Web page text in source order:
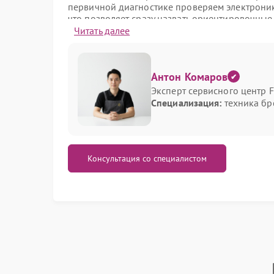
первичной диагностике проверяем
что позволяет сразу назвать
Устройство не включается или
Снижение мощности увлажнения при
Посторонние шумы и вибрации из корпуса.
Протечка воды из бака или основания
Ошибка на дисплее или некорректные
Появление запаха затхлости после
Чаще всего причинами служат загрязнение
окисление контактов и отказ электронных
Ремонт или замена помпы и
Читать далее
Антон Комаров
Эксперт сервисного центр
Специализация: техника
Консультация со специалистом